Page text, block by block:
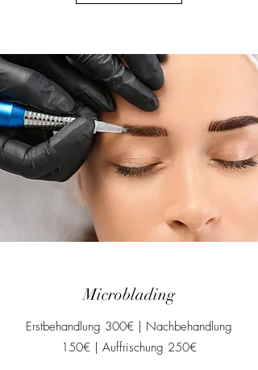
Microblading
Erstbehandlung 300€ | Nachbehandlung
150€ | Auffrischung 250€